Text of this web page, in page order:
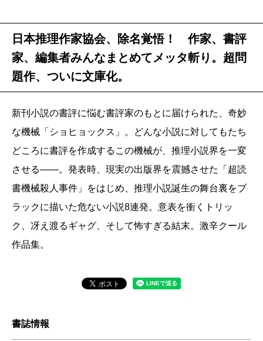
日本推理作家協会、除名覚悟！ 作家、書評
家、編集者みんなまとめてメッタ斬り。超問
題作、ついに文庫化。
新刊小説の書評に悩む書評家のもとに届けられた、奇妙
な機械「ショヒョックス」。どんな小説に対してもたち
どころに書評を作成するこの機械が、推理小説界を一変
させる――。発表時、現実の出版界を震撼させた「超読
書機械殺人事件」をはじめ、推理小説誕生の舞台裏をブ
ラックに描いた危ない小説8連発。意表を衝くトリッ
ク、冴え渡るギャグ、そして怖すぎる結末。激辛クール
作品集。
書誌情報